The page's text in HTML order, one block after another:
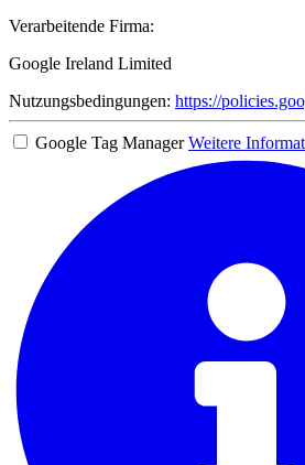
Verarbeitende Firma:
Google Ireland Limited
Nutzungsbedingungen: https://
Google Tag Manager Weitere